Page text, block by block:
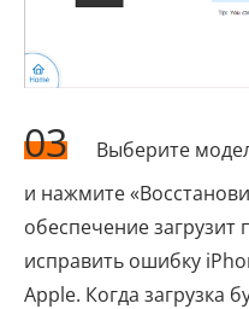
03
Выберите
и нажмите
обеспечение
исправить ошибку
Apple. Когда загрузка